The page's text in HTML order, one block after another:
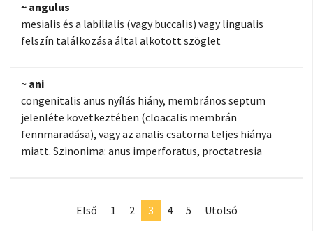
~ angulus
mesialis és a labilialis (vagy buccalis) vagy lingualis
felszín találkozása által alkotott szöglet
~ ani
congenitalis anus nyílás hiány, membrános septum
jelenléte következtében (cloacalis membrán
fennmaradása), vagy az analis csatorna teljes hiánya
miatt. Szinonima: anus imperforatus, proctatresia
Első 1 2 3 4 5 Utolsó